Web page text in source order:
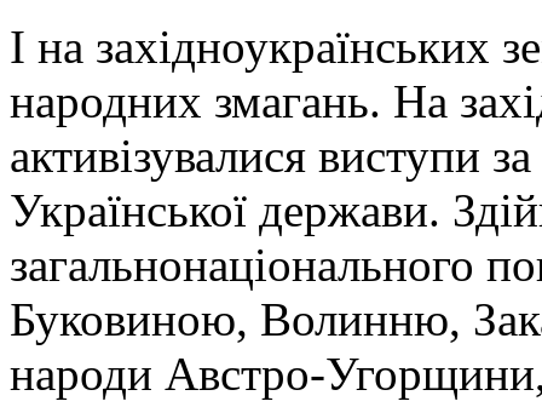
І на західноукраїнських
народних змагань. На
активізувалися виступи
Української держави.
загальнонаціонального
Буковиною, Волинню,
народи Австро-Угорщини,